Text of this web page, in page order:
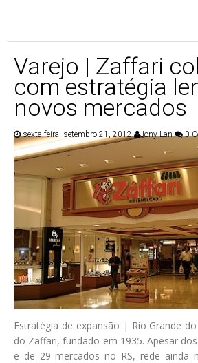
Varejo | Zaffari
com estratégia
novos mercados
sexta-feira, setembro 21, 2012 Jony Lan 0
Estratégia de expansão | Rio Grande
do Zaffari, fundado em 1935. Apesar
e de 29 mercados no RS, rede ainda